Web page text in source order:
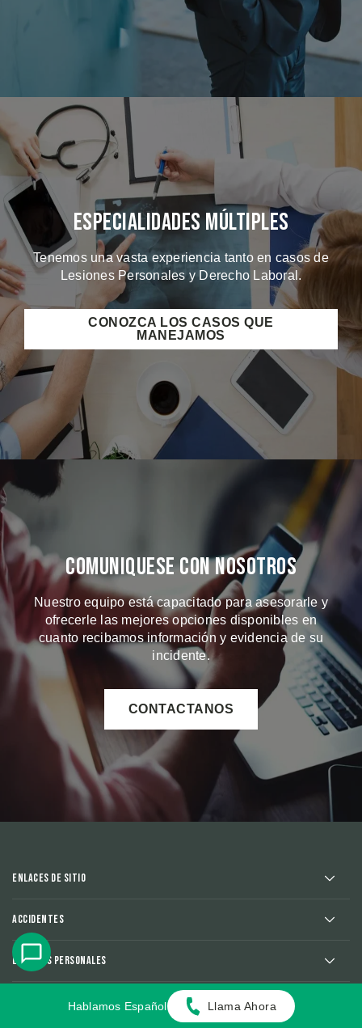
Especialidades Múltiples
Tenemos una vasta experiencia tanto en casos de
Lesiones Personales y Derecho Laboral.
CONOZCA LOS CASOS QUE
MANEJAMOS
Comuniquese Con Nosotros
Nuestro equipo está capacitado para asesorarle y
ofrecerle las mejores opciones disponibles en
cuanto recibamos información y evidencia de su
incidente.
CONTACTANOS
Enlaces de sitio
Accidentes
Lesiones Personales
Areas We ServeHablamos Español Llama Ahora